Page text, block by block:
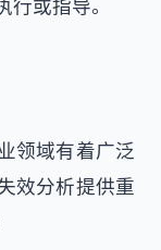
或指导。
领域有着广泛
效分析提供重